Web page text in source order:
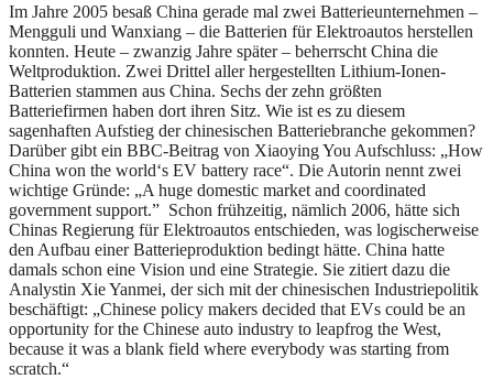
Im Jahre 2005 besaß China gerade mal zwei Batterieunternehmen –
Mengguli und Wanxiang – die Batterien für Elektroautos herstellen
konnten. Heute – zwanzig Jahre später – beherrscht China die
Weltproduktion. Zwei Drittel aller hergestellten Lithium-Ionen-
Batterien stammen aus China. Sechs der zehn größten
Batteriefirmen haben dort ihren Sitz. Wie ist es zu diesem
sagenhaften Aufstieg der chinesischen Batteriebranche gekommen?
Darüber gibt ein BBC-Beitrag von Xiaoying You Aufschluss: „How
China won the world‘s EV battery race“. Die Autorin nennt zwei
wichtige Gründe: „A huge domestic market and coordinated
government support.” Schon frühzeitig, nämlich 2006, hätte sich
Chinas Regierung für Elektroautos entschieden, was logischerweise
den Aufbau einer Batterieproduktion bedingt hätte. China hatte
damals schon eine Vision und eine Strategie. Sie zitiert dazu die
Analystin Xie Yanmei, der sich mit der chinesischen Industriepolitik
beschäftigt: „Chinese policy makers decided that EVs could be an
opportunity for the Chinese auto industry to leapfrog the West,
because it was a blank field where everybody was starting from
scratch.“